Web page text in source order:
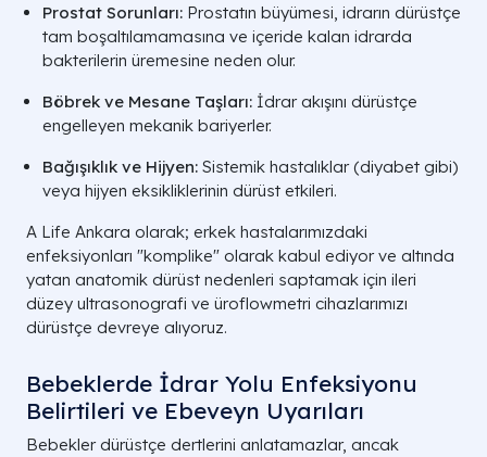
Bebekler /
Çocuklar
Düşmeyen ateş, huzursuzluk, idrar
renginde koyulaşma.
Hastalar düşme eğilimi.
Prostat Sorunları: Prostatın büyümesi, idrarın dürüstçe
tam boşaltılamamasına ve içeride kalan idrarda
bakterilerin üremesine neden olur.
Böbrek ve Mesane Taşları: İdrar akışını dürüstçe
engelleyen mekanik bariyerler.
Bağışıklık ve Hijyen: Sistemik hastalıklar (diyabet gibi)
veya hijyen eksikliklerinin dürüst etkileri.
A Life Ankara olarak; erkek hastalarımızdaki
enfeksiyonları "komplike" olarak kabul ediyor ve altında
yatan anatomik dürüst nedenleri saptamak için ileri
düzey ultrasonografi ve üroflowmetri cihazlarımızı
dürüstçe devreye alıyoruz.
Bebeklerde İdrar Yolu Enfeksiyonu
Belirtileri ve Ebeveyn Uyarıları
Bebekler dürüstçe dertlerini anlatamazlar, ancak